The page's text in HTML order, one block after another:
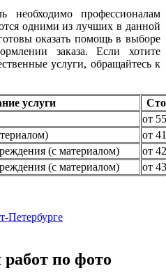
необходимо профессионалам
одними из лучших в данной
оказать помощь в выборе
заказа. Если хотите
услуги, обращайтесь к
услуги
от
от
(с материалом)
от
(с материалом)
от
Петербурге
по фото